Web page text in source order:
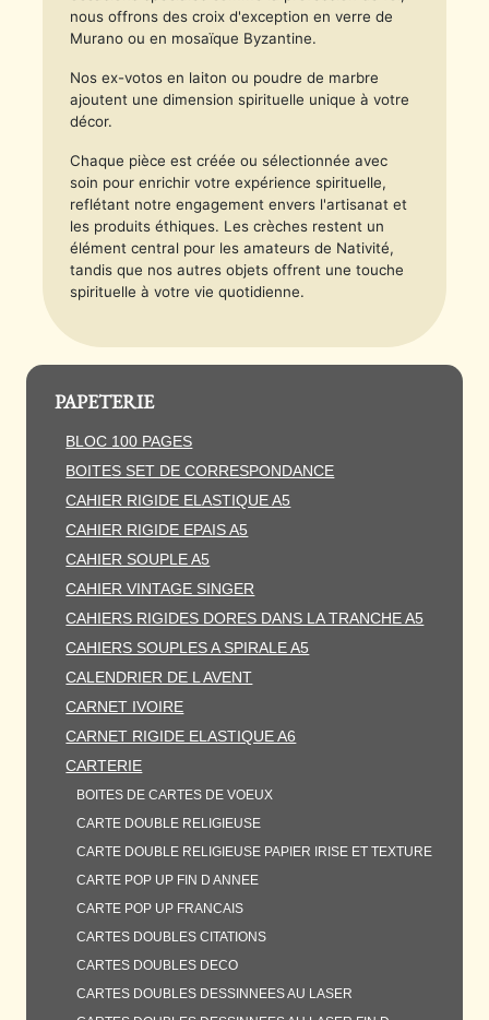
nous offrons des croix d'exception en verre de
Murano ou en mosaïque Byzantine.
Nos ex-votos en laiton ou poudre de marbre
ajoutent une dimension spirituelle unique à votre
décor.
Chaque pièce est créée ou sélectionnée avec
soin pour enrichir votre expérience spirituelle,
reflétant notre engagement envers l'artisanat et
les produits éthiques. Les crèches restent un
élément central pour les amateurs de Nativité,
tandis que nos autres objets offrent une touche
spirituelle à votre vie quotidienne.
PAPETERIE
BLOC 100 PAGES
BOITES SET DE CORRESPONDANCE
CAHIER RIGIDE ELASTIQUE A5
CAHIER RIGIDE EPAIS A5
CAHIER SOUPLE A5
CAHIER VINTAGE SINGER
CAHIERS RIGIDES DORES DANS LA TRANCHE A5
CAHIERS SOUPLES A SPIRALE A5
CALENDRIER DE L AVENT
CARNET IVOIRE
CARNET RIGIDE ELASTIQUE A6
CARTERIE
BOITES DE CARTES DE VOEUX
CARTE DOUBLE RELIGIEUSE
CARTE DOUBLE RELIGIEUSE PAPIER IRISE ET TEXTURE
CARTE POP UP FIN D ANNEE
CARTE POP UP FRANCAIS
CARTES DOUBLES CITATIONS
CARTES DOUBLES DECO
CARTES DOUBLES DESSINNEES AU LASER